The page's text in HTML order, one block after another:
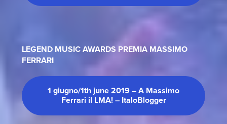
LEGEND MUSIC AWARDS PREMIA MASSIMO
FERRARI
1 giugno/1th june 2019 – A Massimo
Ferrari il LMA! – ItaloBlogger